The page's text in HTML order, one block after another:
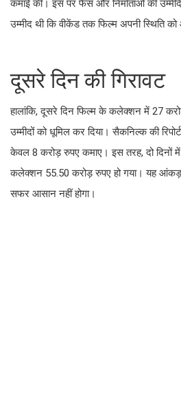
कमाई की। इस पर फैंस और निर्माताओं की
उम्मीद थी कि वीकेंड तक फिल्म अपनी स्थिति
दूसरे दिन की गिरावट
हालांकि, दूसरे दिन फिल्म के कलेक्शन में 27
उम्मीदों को धूमिल कर दिया। सैकनिल्क की
केवल 8 करोड़ रुपए कमाए। इस तरह, दो दिनों में
कलेक्शन 55.50 करोड़ रुपए हो गया। यह आंकड़ा
सफर आसान नहीं होगा।